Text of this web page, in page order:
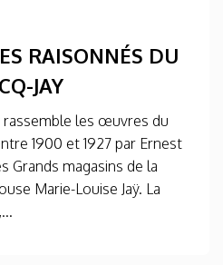
RAISONNÉS DU
JAY
rassemble les œuvres du
1900 et 1927 par Ernest
Grands magasins de la
Marie-Louise Jaÿ. La